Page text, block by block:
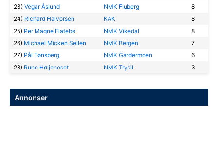
23) Vegar Åslund NMK Fluberg
8
24) Richard Halvorsen KAK
8
25) Per Magne Flatebø NMK Vikedal
8
26) Michael Micken Seilen NMK Bergen
7
27) Pål Tønsberg NMK Gardermoen
6
28) Rune Høljeneset NMK Trysil 3
Annonser